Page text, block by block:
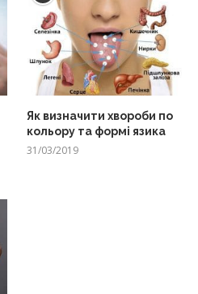
Як визначити хвороби по
кольору та формі язика
31/03/2019